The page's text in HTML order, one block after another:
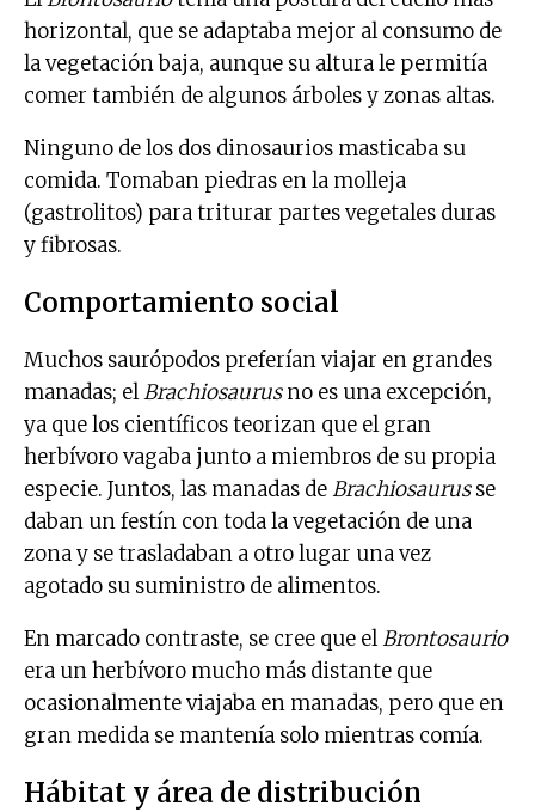
horizontal, que se adaptaba mejor al consumo de
la vegetación baja, aunque su altura le permitía
comer también de algunos árboles y zonas altas.
Ninguno de los dos dinosaurios masticaba su
comida. Tomaban piedras en la molleja
(gastrolitos) para triturar partes vegetales duras
y fibrosas.
Comportamiento social
Muchos saurópodos preferían viajar en grandes
manadas; elBrachiosaurusno es una excepción,
ya que los científicos teorizan que el gran
herbívoro vagaba junto a miembros de su propia
especie. Juntos, las manadas deBrachiosaurusse
daban un festín con toda la vegetación de una
zona y se trasladaban a otro lugar una vez
agotado su suministro de alimentos.
En marcado contraste, se cree que elBrontosaurio
era un herbívoro mucho más distante que
ocasionalmente viajaba en manadas, pero que en
gran medida se mantenía solo mientras comía.
Hábitat y área de distribución